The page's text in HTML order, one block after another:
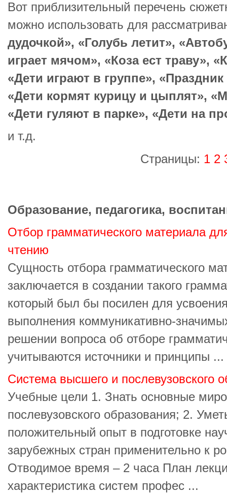
Вот приблизительный перечень
можно использовать для
дудочкой», «Голубь летит»,
играет мячом», «Коза ест траву»,
«Дети играют в группе»,
«Дети кормят курицу и цыплят»,
«Дети гуляют в парке», «Дети на
и т.д.
Страницы: 1 2
Образование, педагогика,
Отбор грамматического материала
чтению
Сущность отбора грамматического
заключается в создании такого
который был бы посилен для
выполнения коммуникативно-
решении вопроса об отборе
учитываются источники и принципы ...
Система высшего и послевузовского
Учебные цели 1. Знать основные
послевузовского образования; 2.
положительный опыт в подготовке
зарубежных стран применительно к
Отводимое время – 2 часа План
характеристика систем профес ...